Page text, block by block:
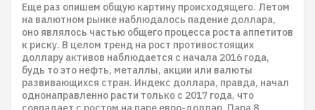
Еще раз опишем общую картину происходящего. Летом
на валютном рынке наблюдалось падение доллара,
оно являлось частью общего процесса роста аппетитов
к риску. В целом тренд на рост противостоящих
доллару активов наблюдается с начала 2016 года,
будь то это нефть, металлы, акции или валюты
развивающихся стран. Индекс доллара, правда, начал
однонаправленно расти только с 2017 года, что